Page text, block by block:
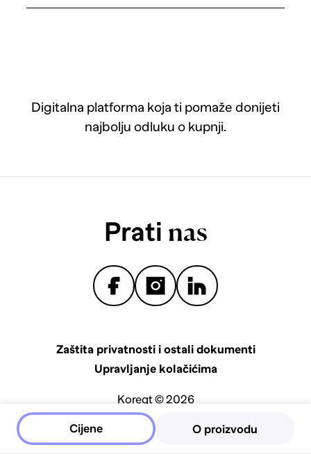
Cijene
Digitalna platforma koja ti pomaže donijeti
najbolju odluku o kupnji.
Prati nas
Zaštita privatnosti i ostali dokumenti
Upravljanje kolačićima
Koreqt © 2026